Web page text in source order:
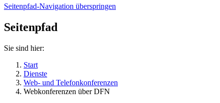
Seitenpfad-Navigation überspringen
Seitenpfad
Sie sind hier:
Start
Dienste
Web- und Telefonkonferenzen
Webkonferenzen über DFN